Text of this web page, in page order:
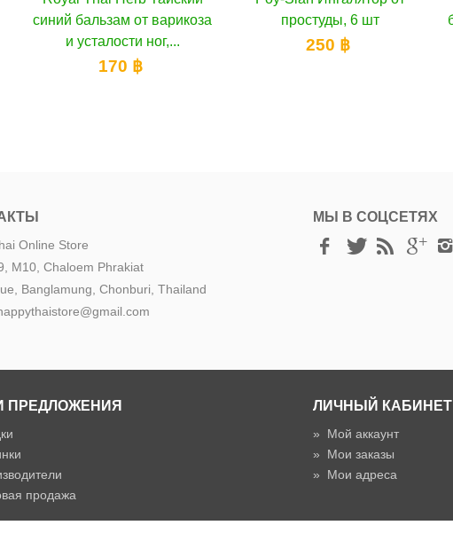
простуды, 6 шт
250 ฿
бальзам с ядом скорпиона,
50 г, 200 г
Online Store
M10, Chaloem Phrakiat
Banglamung, Chonburi, Thailand
МЫ В СОЦСЕТЯХ
ПРЕДЛОЖЕНИЯ
продажа
ЛИЧНЫЙ КАБИНЕТ
» Мой аккаунт
» Мои заказы
» Мои адреса